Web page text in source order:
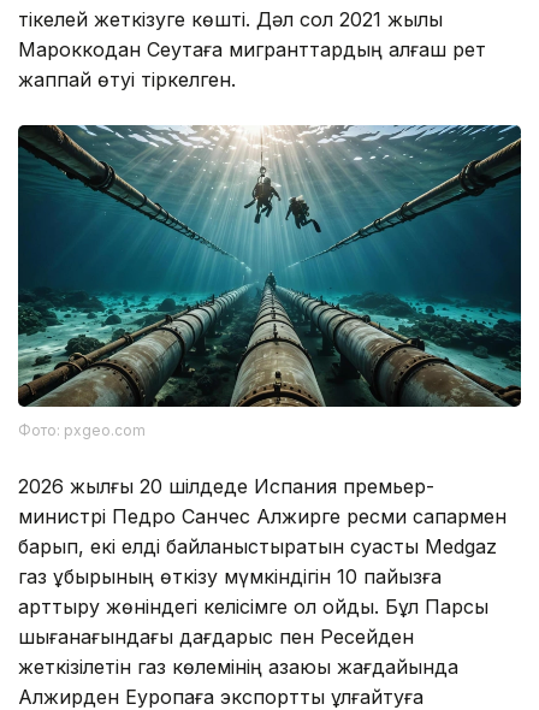
тікелей жеткізуге көшті. Дәл сол 2021 жылы
Мароккодан Сеутаға мигранттардың алғаш рет
жаппай өтуі тіркелген.
Фото: pxgeo.com
2026 жылғы 20 шілдеде Испания премьер-
министрі Педро Санчес Алжирге ресми сапармен
барып, екі елді байланыстыратын суасты Medgaz
газ құбырының өткізу мүмкіндігін 10 пайызға
арттыру жөніндегі келісімге қол қойды. Бұл Парсы
шығанағындағы дағдарыс пен Ресейден
жеткізілетін газ көлемінің азаюы жағдайында
Алжирден Еуропаға экспортты ұлғайтуға